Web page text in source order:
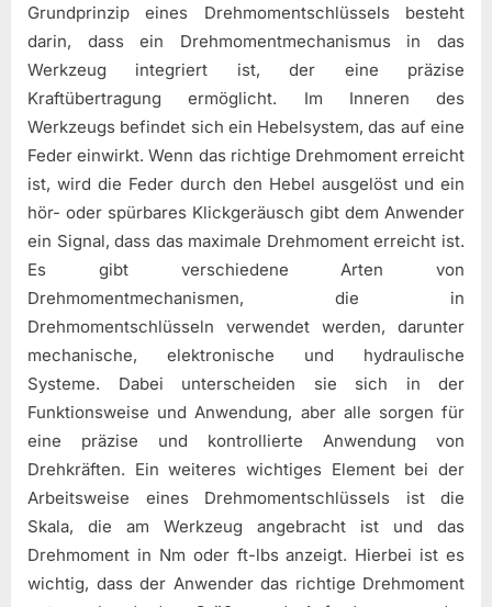
Grundprinzip eines Drehmomentschlüssels besteht
darin, dass ein Drehmomentmechanismus in das
Werkzeug integriert ist, der eine präzise
Kraftübertragung ermöglicht. Im Inneren des
Werkzeugs befindet sich ein Hebelsystem, das auf eine
Feder einwirkt. Wenn das richtige Drehmoment erreicht
ist, wird die Feder durch den Hebel ausgelöst und ein
hör- oder spürbares Klickgeräusch gibt dem Anwender
ein Signal, dass das maximale Drehmoment erreicht ist.
Es gibt verschiedene Arten von
Drehmomentmechanismen, die in
Drehmomentschlüsseln verwendet werden, darunter
mechanische, elektronische und hydraulische
Systeme. Dabei unterscheiden sie sich in der
Funktionsweise und Anwendung, aber alle sorgen für
eine präzise und kontrollierte Anwendung von
Drehkräften. Ein weiteres wichtiges Element bei der
Arbeitsweise eines Drehmomentschlüssels ist die
Skala, die am Werkzeug angebracht ist und das
Drehmoment in Nm oder ft-lbs anzeigt. Hierbei ist es
wichtig, dass der Anwender das richtige Drehmoment